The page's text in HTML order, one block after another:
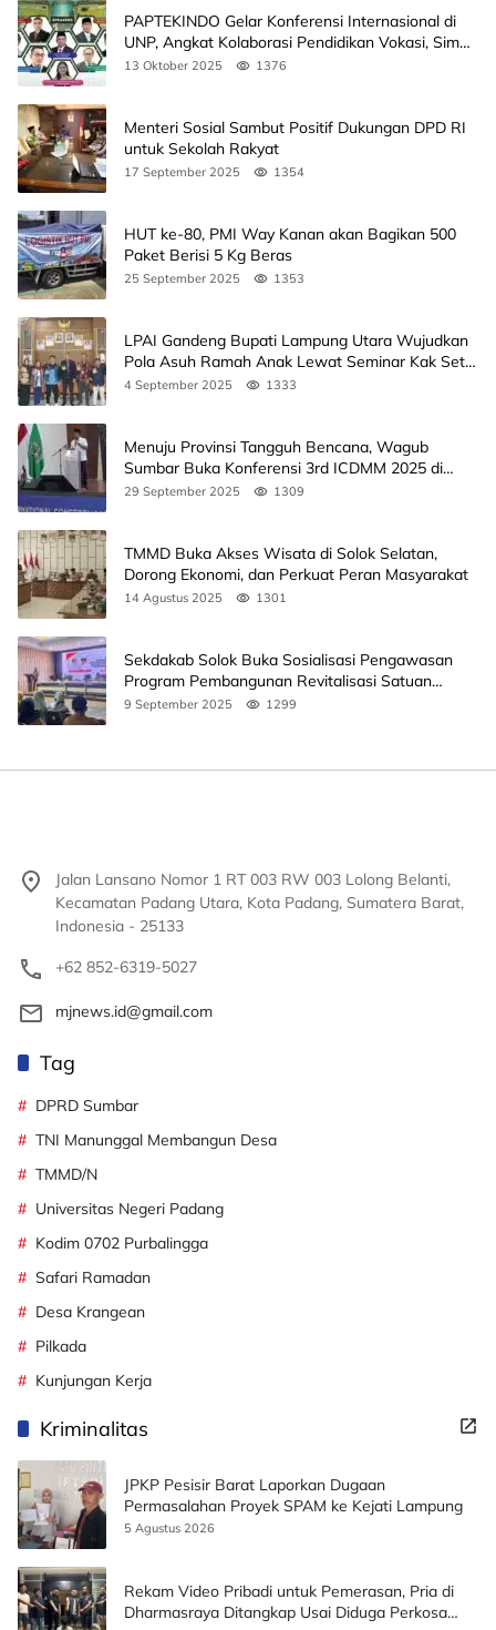
PAPTEKINDO Gelar Konferensi Internasional di
UNP, Angkat Kolaborasi Pendidikan Vokasi, Simak
Agendanya
13 Oktober 2025 1376
Menteri Sosial Sambut Positif Dukungan DPD RI
untuk Sekolah Rakyat
17 September 2025 1354
HUT ke-80, PMI Way Kanan akan Bagikan 500
Paket Berisi 5 Kg Beras
25 September 2025 1353
LPAI Gandeng Bupati Lampung Utara Wujudkan
Pola Asuh Ramah Anak Lewat Seminar Kak Seto,
Ini Jadwalnya
4 September 2025 1333
Menuju Provinsi Tangguh Bencana, Wagub
Sumbar Buka Konferensi 3rd ICDMM 2025 di
Unand
29 September 2025 1309
TMMD Buka Akses Wisata di Solok Selatan,
Dorong Ekonomi, dan Perkuat Peran Masyarakat
14 Agustus 2025 1301
Sekdakab Solok Buka Sosialisasi Pengawasan
Program Pembangunan Revitalisasi Satuan
Pendidikan
9 September 2025 1299
Jalan Lansano Nomor 1 RT 003 RW 003 Lolong Belanti,
Kecamatan Padang Utara, Kota Padang, Sumatera Barat,
Indonesia - 25133
+62 852-6319-5027
mjnews.id@gmail.com
Tag
DPRD Sumbar
TNI Manunggal Membangun Desa
TMMD/N
Universitas Negeri Padang
Kodim 0702 Purbalingga
Safari Ramadan
Desa Krangean
Pilkada
Kunjungan Kerja
Kriminalitas
JPKP Pesisir Barat Laporkan Dugaan
Permasalahan Proyek SPAM ke Kejati Lampung
5 Agustus 2026
Rekam Video Pribadi untuk Pemerasan, Pria di
Dharmasraya Ditangkap Usai Diduga Perkosa